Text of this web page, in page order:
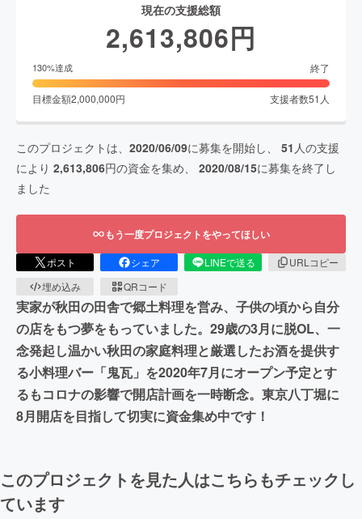
現在の支援総額
2,613,806円
130%達成 終了
目標金額2,000,000円 支援者数51 人
このプロジェクトは、 2020/06/09に募集を開始し、 51 人の支援
により 2,613,806円の資金を集め、 2020/08/15に募集を終了し
ました
もう一度プロジェクトをやってほしい
ポスト シェア LINEで送る
URLコピー
埋め込み
QRコード
実家が秋田の田舎で郷土料理を営み、子供の頃から自分
の店をもつ夢をもっていました。29歳の3月に脱OL、一
念発起し温かい秋田の家庭料理と厳選したお酒を提供す
る小料理バー「鬼瓦」を2020年7月にオープン予定とす
るもコロナの影響で開店計画を一時断念。東京八丁堀に
8月開店を目指して切実に資金集め中です！
このプロジェクトを見た人はこちらもチェックし
ています